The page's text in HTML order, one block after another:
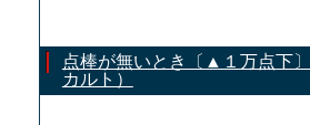
点棒が無いとき〔▲１万点下
カルト）